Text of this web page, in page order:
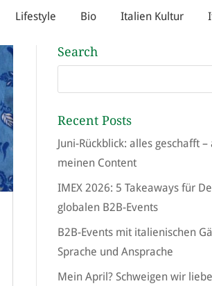
Lifestyle Bio Italien Kultur
Search
Recent Posts
Juni-Rückblick: alles geschafft
meinen Content
IMEX 2026: 5 Takeaways für
globalen B2B-Events
B2B-Events mit italienischen
Sprache und Ansprache
Mein April? Schweigen wir